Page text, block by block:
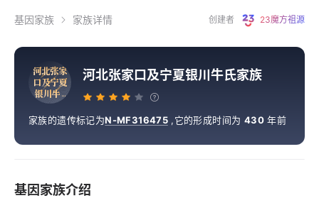
基因家族 家族详情 创建者 23魔方祖源
河北张家
口及宁夏
银川牛...
河北张家口及宁夏银川牛氏家族
家族的遗传标记为N-MF316475 ,它的形成时间为 430 年前
基因家族介绍